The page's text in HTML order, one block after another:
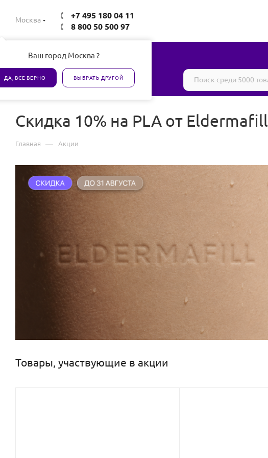
Москва
Ваш город Москва ?
ДА, ВСЕ ВЕРНО ВЫБРАТЬ ДРУГОЙ
+7 495 180 04 11
8 800 50 500 97
Все товары сертифицированы
Скидка 10% на PLA от Eldermafill
Главная — Акции
Товары, участвующие в акции